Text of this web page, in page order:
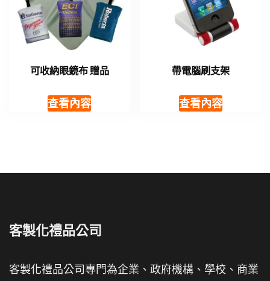
可收納眼鏡布 贈品
查看內容
帶電腦刷支架
查看內容
客製化禮品公司
客製化禮品公司專門為企業、政府機構、學校、商業